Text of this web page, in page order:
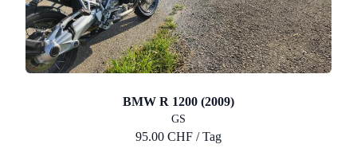
BMW R 1200 (2009)
GS
95.00 CHF / Tag